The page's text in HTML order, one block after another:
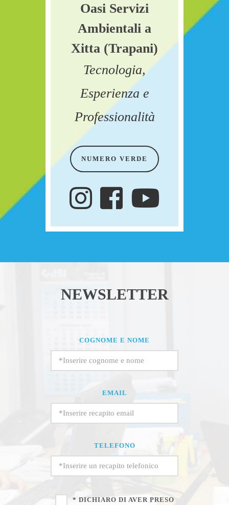
Oasi Servizi
Ambientali a
Xitta (Trapani)
Tecnologia,
Esperienza e
Professionalità
NUMERO VERDE
COGNOME E NOME
EMAIL
TELEFONO
* DICHIARO DI AVER PRESO